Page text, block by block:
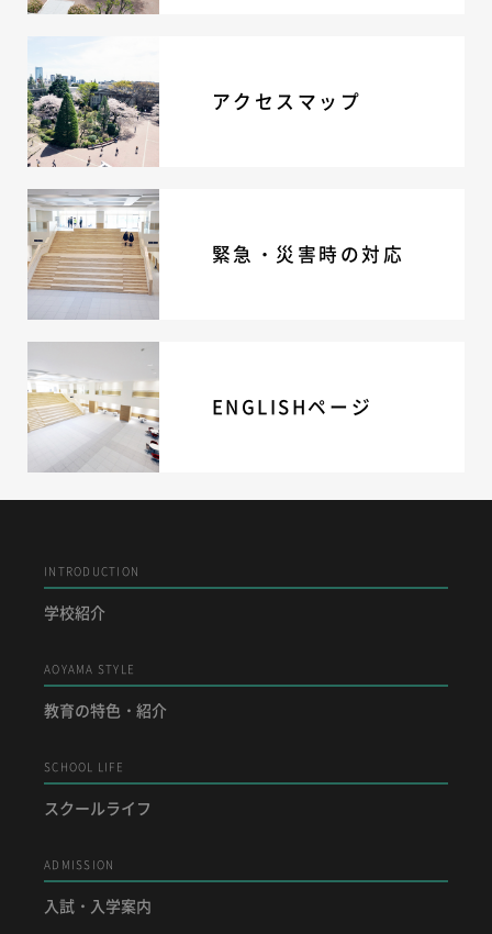
お問い合わせ
キャンパスマップ
アクセスマップ
緊急・災害時の対応
ご支援をお考えの方へ
いじめ防止対策
ENGLISHページ
個人情報保護への取り組み
採用情報
地の塩、世の光（スクールモットー）
アクセスマップ
緊急・災害時の対応
ENGLISHページ
INTRODUCTION
学校紹介
AOYAMA STYLE
教育の特色・紹介
SCHOOL LIFE
スクールライフ
ADMISSION
入試・入学案内